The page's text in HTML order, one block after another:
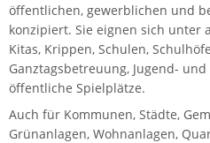
öffentlichen, gewerblichen und
konzipiert. Sie eignen sich unter
Kitas, Krippen, Schulen,
Ganztagsbetreuung, Jugend-
öffentliche Spielplätze.
Auch für Kommunen, Städte,
Grünanlagen, Wohnanlagen,